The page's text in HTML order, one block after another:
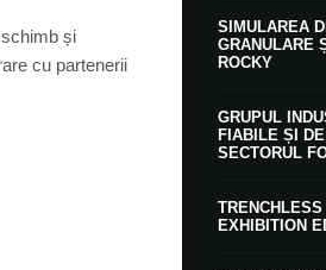
și
cu partenerii
SIMULAREA
GRANULARE
ROCKY
GRUPUL
FIABILE ȘI
SECTORUL
EXHIBITION